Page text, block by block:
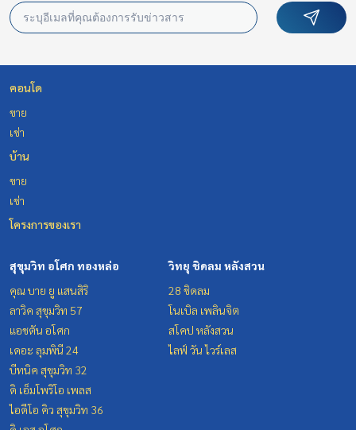
คอนโด
ขาย
เช่า
บ้าน
ขาย
เช่า
โครงการของเรา
สุขุมวิท อโศก ทองหล่อ
คุณ บาย ยู แสนสิริ
ลาวิค สุขุมวิท 57
แอชตัน อโศก
เดอะ ลุมพินี 24
บีทนิค สุขุมวิท 32
ดิ เอ็มโพริโอ เพลส
ไอดีโอ คิว สุขุมวิท 36
วิทยุ ชิดลม หลังสวน
28 ชิดลม
โนเบิล เพลินจิต
สโคป หลังสวน
ไลฟ์ วัน ไวร์เลส